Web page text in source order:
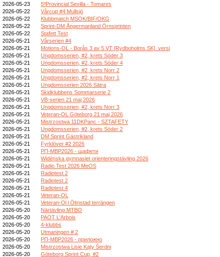
2026-05-23
5ºProvincial Sevilla - Tomares
2026-05-22
Vårcup #4 Mullsjö
2026-05-22
Klubbmatch MSOK/BIF/OKG
2026-05-22
Sprint-DM Ångermanland Örnsprinten
2026-05-22
Stafett Test
2026-05-21
Vårserien #4
2026-05-21
Motions-OL - Borås 3 av 5 VT [Rydboholms SK]_versi
2026-05-21
Ungdomsserien, #2, krets Söder 3
2026-05-21
Ungdomsserien, #2, krets Söder 4
2026-05-21
Ungdomsserien, #2, krets Norr 2
2026-05-21
Ungdomsserien, #2, krets Norr 1
2026-05-21
Ungdomsserien 2026 Sätra
2026-05-21
Skidklubbens Sommarserie 2
2026-05-21
VB-serien 21 maj 2026
2026-05-21
Ungdomsserien, #2, krets Norr 3
2026-05-21
Veteran-OL Göteborg 21 maj 2026
2026-05-21
Mistrzostwa 11DKPanc - SZTAFETY
2026-05-21
Ungdomsserien, #2, krets Söder 2
2026-05-21
DM Sprint Gästrikland
2026-05-21
Fyrklöver #2 2026
2026-05-21
РП-МВР2026 - щафети
2026-05-21
Widénska gymnasiet orienteringstävling 2026
2026-05-21
Radio Test 2026 MeOS
2026-05-21
Radiotest 2
2026-05-21
Radiotest 2
2026-05-21
Radiotest 4
2026-05-21
Veteran-OL
2026-05-21
Veteran-Ol i Ölmstad terrängen
2026-05-20
Närtävling MTBO
2026-05-20
PAOT L'Arbois
2026-05-20
4-klubbs
2026-05-20
Utmaningen # 2
2026-05-20
РП-МВР2026 - приложно
2026-05-20
Mistrzostwa Lisie Kąty Śerdni
2026-05-20
Göteborg Sprint Cup, #2